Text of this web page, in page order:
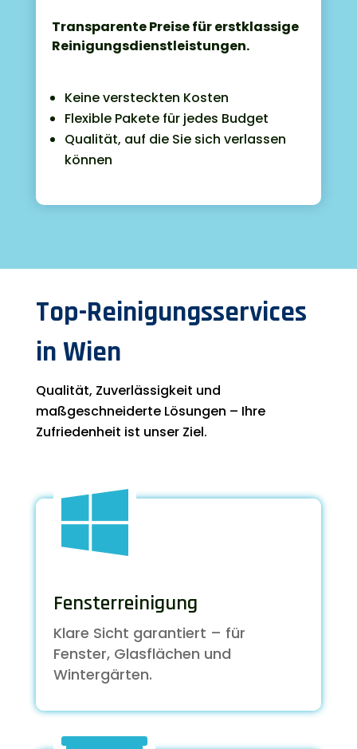
Transparente Preise für erstklassige
Reinigungsdienstleistungen.
Keine versteckten Kosten
Flexible Pakete für jedes Budget
Qualität, auf die Sie sich verlassen
können
Top-Reinigungsservices
in Wien
Qualität, Zuverlässigkeit und
maßgeschneiderte Lösungen – Ihre
Zufriedenheit ist unser Ziel.

Fensterreinigung
Klare Sicht garantiert – für
Fenster, Glasflächen und
Wintergärten.